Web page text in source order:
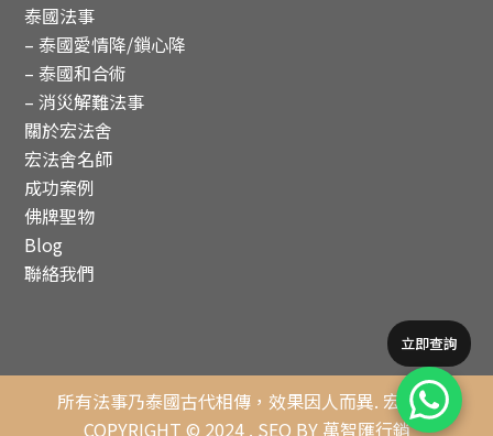
立即查詢
泰國法事
– 泰國愛情降/鎖心降
– 泰國和合術
– 消災解難法事
關於宏法舍
宏法舍名師
成功案例
佛牌聖物
Blog
聯絡我們
所有法事乃泰國古代相傳，效果因人而異. 宏法舍
COPYRIGHT © 2024 . SEO BY 萬智匯行銷